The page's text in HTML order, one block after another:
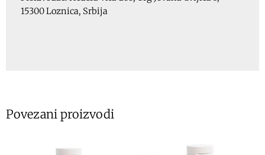
15300 Loznica, Srbija
Povezani proizvodi